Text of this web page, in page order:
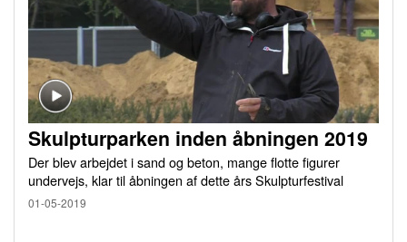
Skulpturparken inden åbningen 2019
Der blev arbejdet i sand og beton, mange flotte figurer
undervejs, klar til åbningen af dette års Skulpturfestival
01-05-2019